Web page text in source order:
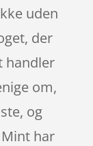
uden
der
handler
om,
og
Mint har